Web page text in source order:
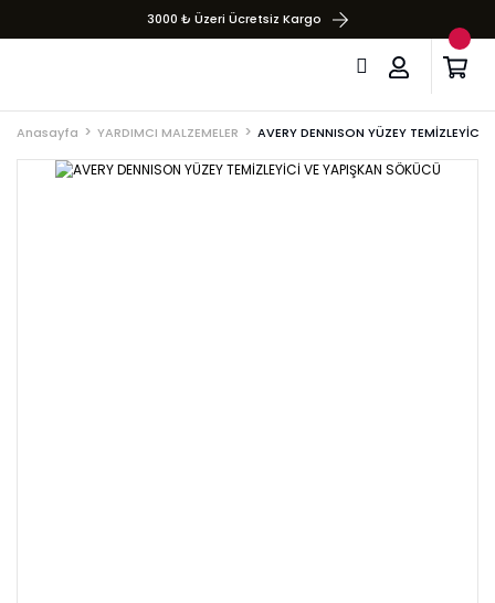
3000 ₺ Üzeri Ücretsiz Kargo
Anasayfa YARDIMCI MALZEMELER AVERY DENNISON YÜZEY TEMİZLEYİCİ